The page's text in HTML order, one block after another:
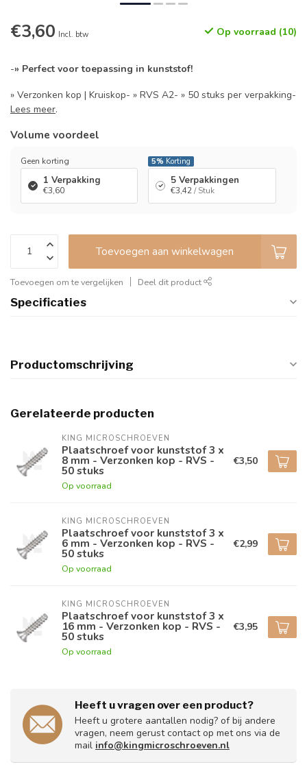
€3,60 Incl. btw Op voorraad (10)
-» Perfect voor toepassing in kunststof!
» Verzonken kop | Kruiskop- » RVS A2- » 50 stuks per verpakking-
Lees meer.
Volume voordeel
Geen korting
1 Verpakking
€3,60
5% Korting
5 Verpakkingen
€3,42/ Stuk
Toevoegen aan winkelwagen
Toevoegen om te vergelijken Deel dit product
Specificaties
Productomschrijving
Gerelateerde producten
KING MICROSCHROEVEN
Plaatschroef voor kunststof 3 x
8 mm - Verzonken kop - RVS -
50 stuks
Op voorraad
€3,50
KING MICROSCHROEVEN
Plaatschroef voor kunststof 3 x
6 mm - Verzonken kop - RVS -
50 stuks
Op voorraad
€2,99
KING MICROSCHROEVEN
Plaatschroef voor kunststof 3 x
16 mm - Verzonken kop - RVS -
50 stuks
Op voorraad
€3,95
Heeft u vragen over een product?
Heeft u grotere aantallen nodig? of bij andere
vragen, neem gerust contact op met ons via de
mail info@kingmicroschroeven.nl